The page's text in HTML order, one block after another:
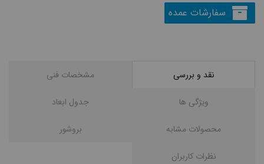
سفارشات عمده
نقد و بررسی مشخصات فنی
ویژگی ها جدول ابعاد
محصولات مشابه بروشور
نظرات کاربران